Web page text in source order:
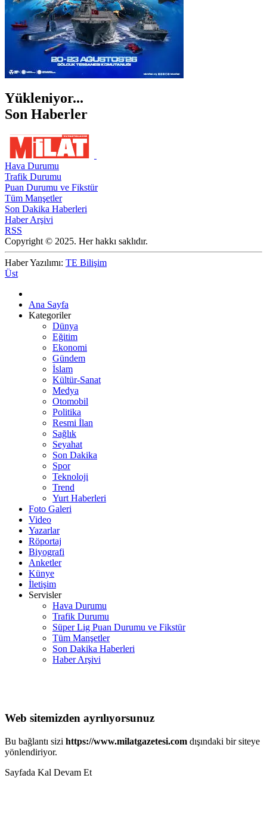
Yükleniyor...
Son Haberler
Hava Durumu
Trafik Durumu
Puan Durumu ve Fikstür
Tüm Manşetler
Son Dakika Haberleri
Haber Arşivi
RSS
Copyright © 2025. Her hakkı saklıdır.
Haber Yazılımı: TE Bilişim
Üst
Ana Sayfa
Kategoriler
Dünya
Eğitim
Ekonomi
Gündem
İslam
Kültür-Sanat
Medya
Otomobil
Politika
Resmi İlan
Sağlık
Seyahat
Son Dakika
Spor
Teknoloji
Trend
Yurt Haberleri
Foto Galeri
Video
Yazarlar
Röportaj
Biyografi
Anketler
Künye
İletişim
Servisler
Hava Durumu
Trafik Durumu
Süper Lig Puan Durumu ve Fikstür
Tüm Manşetler
Son Dakika Haberleri
Haber Arşivi
Web sitemizden ayrılıyorsunuz
Bu bağlantı sizi https://www.milatgazetesi.com dışındaki bir siteye
yönlendiriyor.
Sayfada Kal Devam Et